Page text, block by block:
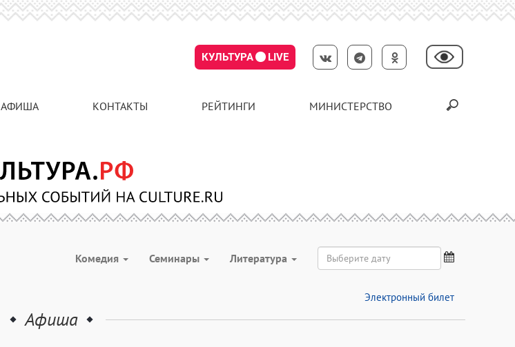
КУЛЬТУРА LIVE
АФИША КОНТАКТЫ РЕЙТИНГИ МИНИСТЕРСТВО
Комедия Семинары Литература
Электронный билет
Афиша